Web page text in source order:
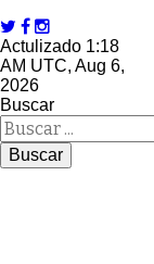
Actulizado 1:18
AM UTC, Aug 6,
2026
Buscar